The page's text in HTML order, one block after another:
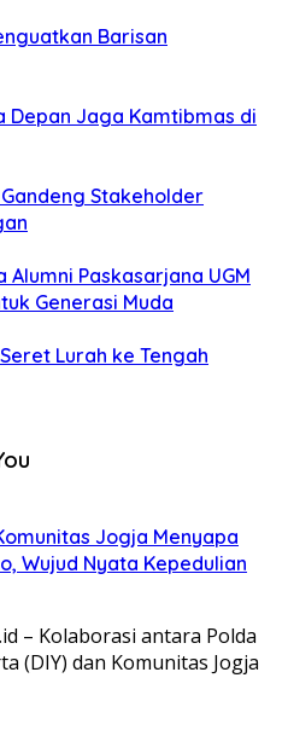
Barisan
Depan Jaga Kamtibmas di
Gandeng Stakeholder
Alumni Paskasarjana UGM
Generasi Muda
Lurah ke Tengah
Jogja Menyapa
Wujud Nyata Kepedulian
– Kolaborasi antara Polda
(DIY) dan Komunitas Jogja